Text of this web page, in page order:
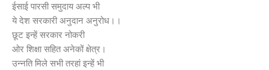
ईसाई पारसी समुदाय अल्प भी
ये देश सरकारी अनुदान अनुरोध।।
छूट इन्हें सरकार नोकरी
ओर शिक्षा सहित अनेकों क्षेत्र।
उन्नति मिले सभी तरहां इन्हें भी